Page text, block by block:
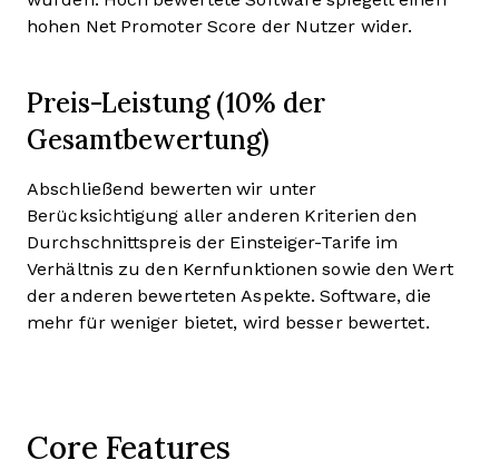
hohen Net Promoter Score der Nutzer wider.
Preis-Leistung (10% der
Gesamtbewertung)
Abschließend bewerten wir unter
Berücksichtigung aller anderen Kriterien den
Durchschnittspreis der Einsteiger-Tarife im
Verhältnis zu den Kernfunktionen sowie den Wert
der anderen bewerteten Aspekte. Software, die
mehr für weniger bietet, wird besser bewertet.
Core Features